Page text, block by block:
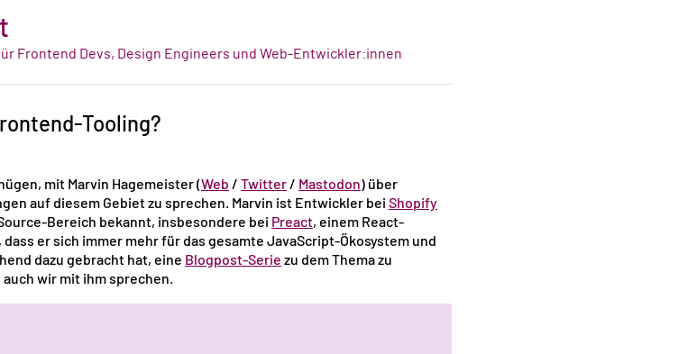
Frontend Devs, Design Engineers und Web-Entwickler:innen
Tooling?
mit Marvin Hagemeister (Web / Twitter/ Mastodon) über
auf diesem Gebiet zu sprechen. Marvin ist Entwickler bei Shopify
Bereich bekannt, insbesondere bei Preact, einem React-
er sich immer mehr für das gesamte JavaScript-Ökosystem und
dazu gebracht hat, eine Blogpost-Serie zu dem Thema zu
wir mit ihm sprechen.